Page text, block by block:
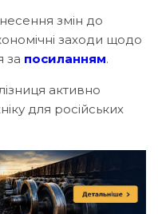
змін до
заходи щодо
за посиланням.
активно
для російських